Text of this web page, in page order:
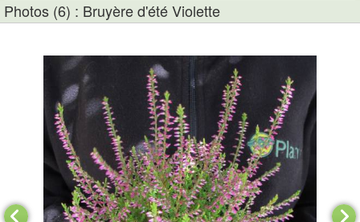
Photos (6) : Bruyère d'été Violette